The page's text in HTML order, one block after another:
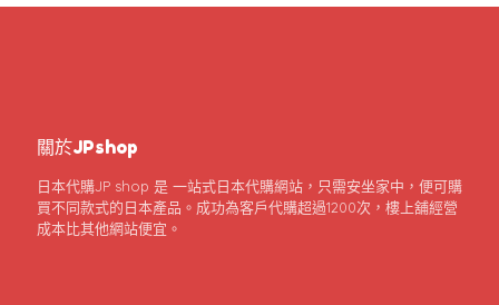
關於JPshop
日本代購JP shop 是 一站式日本代購網站，只需安坐家中，便可購
買不同款式的日本產品。成功為客戶代購超過1200次，樓上舖經營
成本比其他網站便宜。